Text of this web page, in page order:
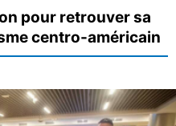
pour retrouver sa
centro-américain